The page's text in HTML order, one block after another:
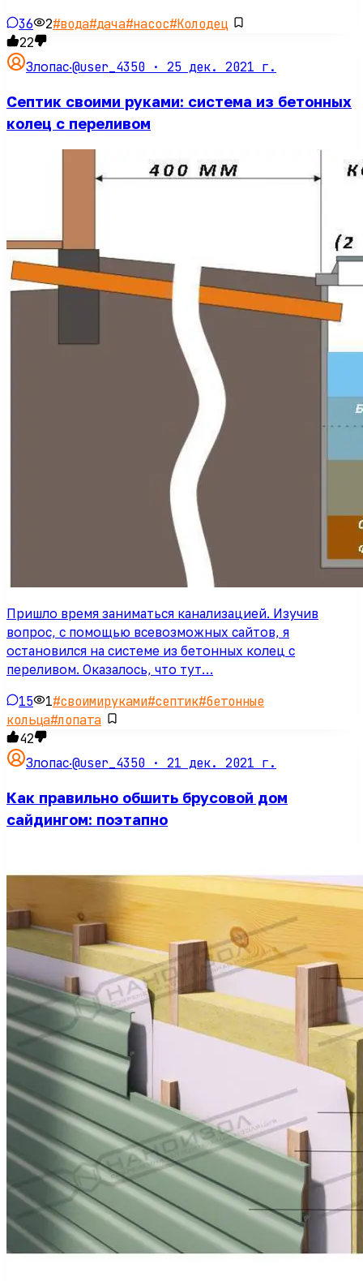
36 2#вода#дача#насос#Колодец
22
Злопас·@user_4350 · 25 дек. 2021 г.
Септик своими руками: система из бетонных
колец с переливом
Пришло время заниматься канализацией. Изучив
вопрос, с помощью всевозможных сайтов, я
остановился на системе из бетонных колец с
переливом. Оказалось, что тут…
15 1#своимируками#септик#бетонные
кольца#лопата
42
Злопас·@user_4350 · 21 дек. 2021 г.
Как правильно обшить брусовой дом
сайдингом: поэтапно